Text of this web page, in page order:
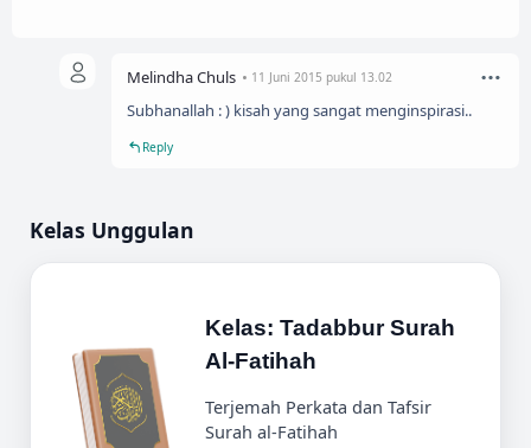
Melindha Chuls 11 Juni 2015 pukul 13.02
Subhanallah : ) kisah yang sangat menginspirasi..
Reply
Kelas Unggulan
Kelas: Tadabbur Surah
Al-Fatihah
Terjemah Perkata dan Tafsir
Surah al-Fatihah